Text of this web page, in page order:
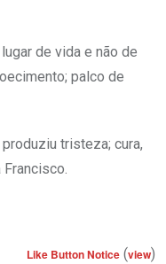
de vida e não de
palco de
tristeza; cura,
Francisco.
Like Button Notice (view)